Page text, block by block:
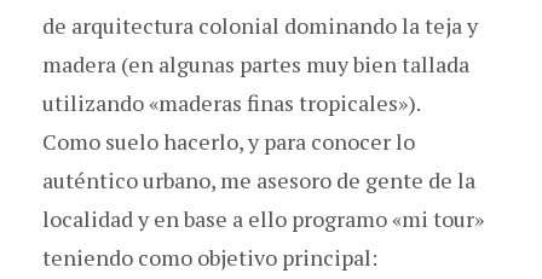
de arquitectura colonial dominando la teja y
madera (en algunas partes muy bien tallada
utilizando «maderas finas tropicales»).
Como suelo hacerlo, y para conocer lo
auténtico urbano, me asesoro de gente de la
localidad y en base a ello programo «mi tour»
teniendo como objetivo principal: